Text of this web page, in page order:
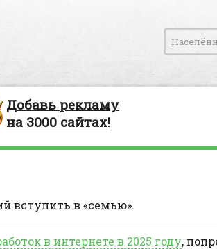
Добавь рекламу
на 3000 сайтах!
вступить в «семью».
в интернете в 2025 году,